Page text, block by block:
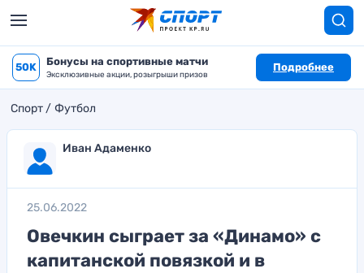
50K Бонусы на спортивные матчи
Эксклюзивные акции, розыгрыши призов
Подробнее
Спорт Футбол
Иван Адаменко
25.06.2022
Овечкин сыграет за «Динамо» с
капитанской повязкой и в